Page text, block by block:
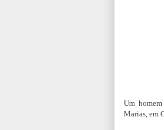
Um
Marias, em